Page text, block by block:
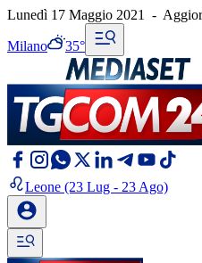
Lunedì 17 Maggio 2021 -
Milano 35°
Leone (23 Lug - 23 Ago)